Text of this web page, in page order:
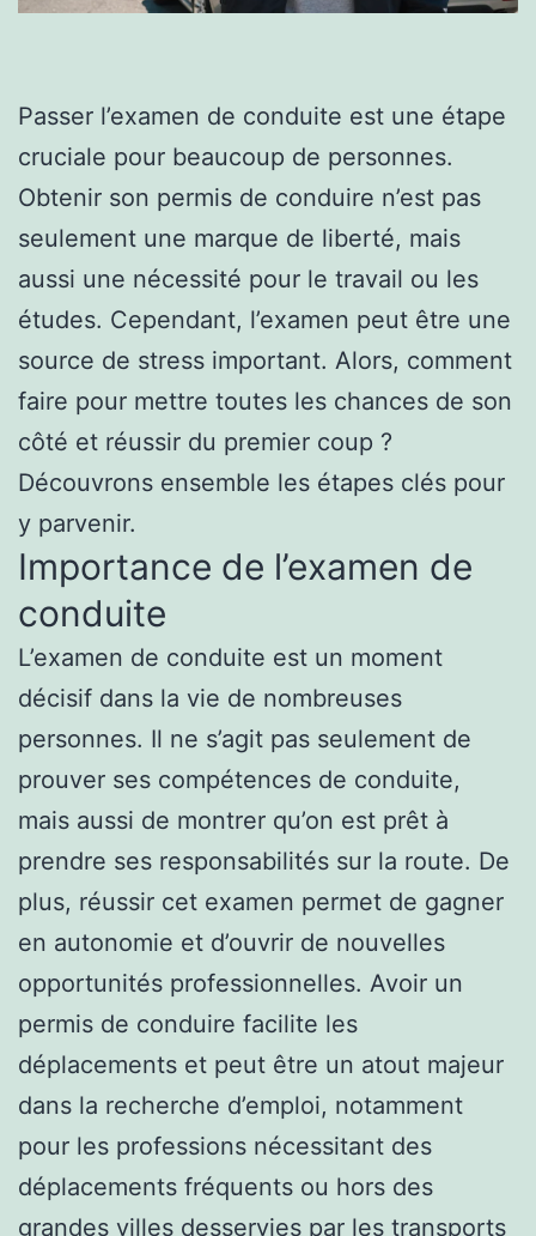
Passer l’examen de conduite est une étape
cruciale pour beaucoup de personnes.
Obtenir son permis de conduire n’est pas
seulement une marque de liberté, mais
aussi une nécessité pour le travail ou les
études. Cependant, l’examen peut être une
source de stress important. Alors, comment
faire pour mettre toutes les chances de son
côté et réussir du premier coup ?
Découvrons ensemble les étapes clés pour
y parvenir.
Importance de l’examen de
conduite
L’examen de conduite est un moment
décisif dans la vie de nombreuses
personnes. Il ne s’agit pas seulement de
prouver ses compétences de conduite,
mais aussi de montrer qu’on est prêt à
prendre ses responsabilités sur la route. De
plus, réussir cet examen permet de gagner
en autonomie et d’ouvrir de nouvelles
opportunités professionnelles. Avoir un
permis de conduire facilite les
déplacements et peut être un atout majeur
dans la recherche d’emploi, notamment
pour les professions nécessitant des
déplacements fréquents ou hors des
grandes villes desservies par les transports